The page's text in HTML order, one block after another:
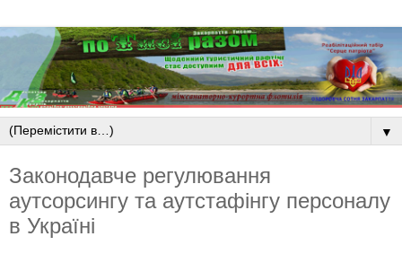
▼
Законодавче регулювання
аутсорсингу та аутстафінгу персоналу
в Україні